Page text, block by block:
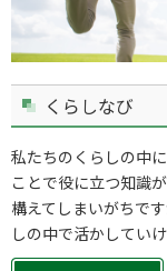
くらしなび
私たちのくらしの中
ことで役に立つ知識
構えてしまいがちで
しの中で活かしてい